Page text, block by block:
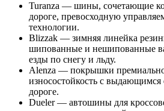
Turanza — шины, сочетающие
дороге, превосходную
технологии.
Blizzak — зимняя линейка
шипованные и нешипованные
езды по снегу и льду.
Alenza — покрышки
износостойкость с
дороге.
Dueler — автошины для